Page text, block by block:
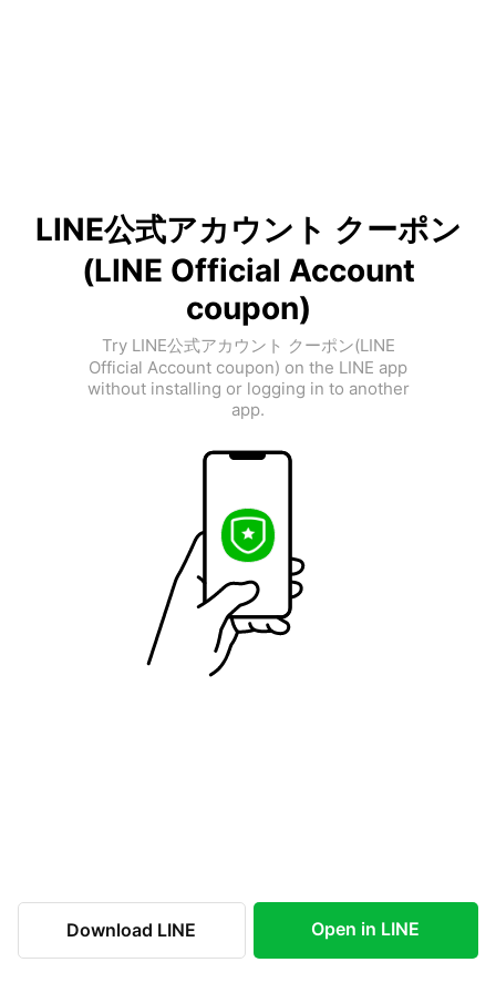
LINE公式アカウント クーポン
(LINE Official Account
coupon)
Try LINE公式アカウント クーポン(LINE
Official Account coupon) on the LINE app
without installing or logging in to another
app.
Download LINE Open in LINE